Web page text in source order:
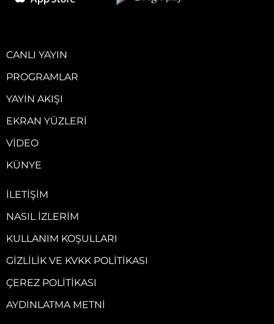
CANLI YAYIN
PROGRAMLAR
YAYIN AKIŞI
EKRAN YÜZLERI
VIDEO
KÜNYE
İLETIŞIM
NASIL İZLERIM
KULLANIM KOŞULLARI
GIZLILIK VE KVKK POLITIKASI
ÇEREZ POLITIKASI
AYDINLATMA METNI